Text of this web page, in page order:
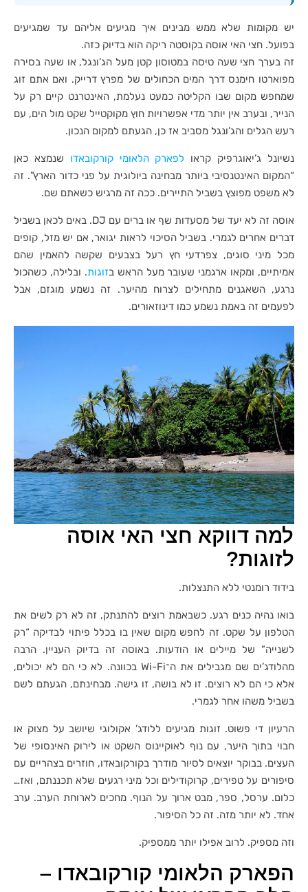
יש מקומות שלא ממש מבינים איך מגיעים אליהם עד שמגיעים
בפועל. חצי האי אוסה בקוסטה ריקה הוא בדיוק כזה.
זה בערך חצי שעה טיסה במטוסון קטן מעל הג’ונגל, או שעה בסירה
מפוארטו חימנס דרך המים הכחולים של מפרץ דרייק. ואם אתם זוג
שמחפש מקום שבו הקליטה כמעט נעלמת, האינטרנט קיים רק על
הנייר, ובערב אין יותר מדי אפשרויות חוץ מקוקטייל שקט מול הים, עם
רעש הגלים והג’ונגל מסביב אז כן, הגעתם למקום הנכון.
נשיונל ג’יאוגרפיק קראו לפארק הלאומי קורקובאדו שנמצא כאן
“המקום האינטנסיבי ביותר מבחינה ביולוגית על פני כדור הארץ”. זה
לא משפט מפוצץ בשביל התיירים. ככה זה מרגיש כשאתם שם.
אוסה זה לא יעד של מסעדות שף או ברים עם DJ. באים לכאן בשביל
דברים אחרים לגמרי. בשביל הסיכוי לראות יגואר, אם יש מזל, קופים
מכל מיני סוגים, צפרדעי חץ רעל בצבעים שקשה להאמין שהם
אמיתיים, ומקאו ארגמני שעובר מעל הראש בזוגות. ובלילה, כשהכול
נרגע, השאגנים מתחילים לצרוח מהיער. זה נשמע מוגזם, אבל
לפעמים זה באמת נשמע כמו דינוזאורים.
למה דווקא חצי האי אוסה
לזוגות?
בידוד רומנטי ללא התנצלות.
בואו נהיה כנים רגע. כשבאמת רוצים להתנתק, זה לא רק לשים את
הטלפון על שקט. זה לחפש מקום שאין בו בכלל פיתוי לבדיקה “רק
לשנייה” של מיילים או הודעות. באוסה זה בדיוק העניין. הרבה
מהלודג’ים שם מגבילים את ה־Wi-Fi בכוונה. לא כי הם לא יכולים,
אלא כי הם לא רוצים. זו לא בושה, זו גישה. מבחינתם, הגעתם לשם
בשביל משהו אחר לגמרי.
הרעיון די פשוט. זוגות מגיעים ללודג’ אקולוגי שיושב על מצוק או
חבוי בתוך היער, עם נוף לאוקיינוס השקט או לירוק האינסופי של
העצים. בבוקר יוצאים לסיור מודרך בקורקובאדו, חוזרים בצהריים עם
סיפורים על טפירים, קרוקודילים וכל מיני רגעים שלא תכננתם, ואז…
כלום. ערסל, ספר, מבט ארוך על הנוף. מחכים לארוחת הערב. ערב
אחד. לא יותר מזה. זה כל הסיפור.
וזה מספיק. לרוב אפילו יותר ממספיק.
הפארק הלאומי קורקובאדו –